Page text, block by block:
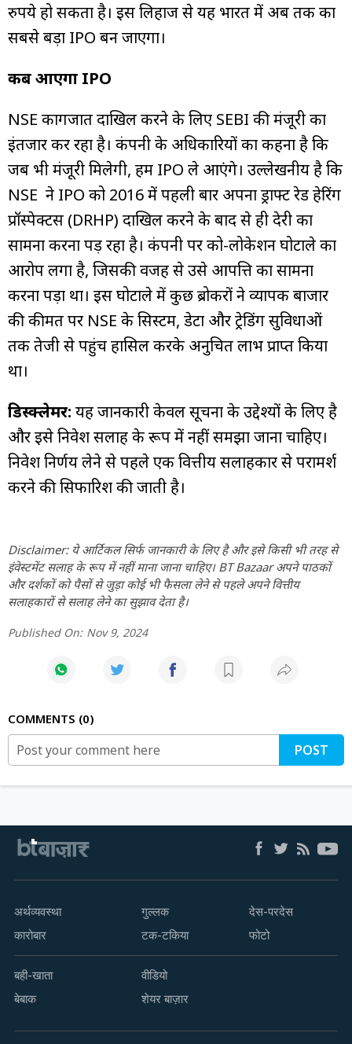
रुपये हो सकता है। इस लिहाज से यह भारत में अब तक का
सबसे बड़ा IPO बन जाएगा।
कब आएगा IPO
NSE कागजात दाखिल करने के लिए SEBI की मंजूरी का
इंतजार कर रहा है। कंपनी के अधिकारियों का कहना है कि
जब भी मंजूरी मिलेगी, हम IPO ले आएंगे। उल्लेखनीय है कि
NSE ने IPO को 2016 में पहली बार अपना ड्राफ्ट रेड हेरिंग
प्रॉस्पेक्टस (DRHP) दाखिल करने के बाद से ही देरी का
सामना करना पड़ रहा है। कंपनी पर को-लोकेशन घोटाले का
आरोप लगा है, जिसकी वजह से उसे आपत्ति का सामना
करना पड़ा था। इस घोटाले में कुछ ब्रोकरों ने व्यापक बाजार
की कीमत पर NSE के सिस्टम, डेटा और ट्रेडिंग सुविधाओं
तक तेजी से पहुंच हासिल करके अनुचित लाभ प्राप्त किया
था।
डिस्क्लेमर: यह जानकारी केवल सूचना के उद्देश्यों के लिए है
और इसे निवेश सलाह के रूप में नहीं समझा जाना चाहिए।
निवेश निर्णय लेने से पहले एक वित्तीय सलाहकार से परामर्श
करने की सिफारिश की जाती है।
Disclaimer: ये आर्टिकल सिर्फ जानकारी के लिए है और इसे किसी भी तरह से
इंवेस्टमेंट सलाह के रूप में नहीं माना जाना चाहिए। BT Bazaar अपने पाठकों
और दर्शकों को पैसों से जुड़ा कोई भी फैसला लेने से पहले अपने वित्तीय
सलाहकारों से सलाह लेने का सुझाव देता है।
Published On: Nov 9, 2024
COMMENTS 0
POST
अर्थव्यवस्था
कारोबार
गुल्लक
टक-टकिया
देस-परदेस
फोटो
बही-खाता
बेबाक
वीडियो
शेयर बाज़ार